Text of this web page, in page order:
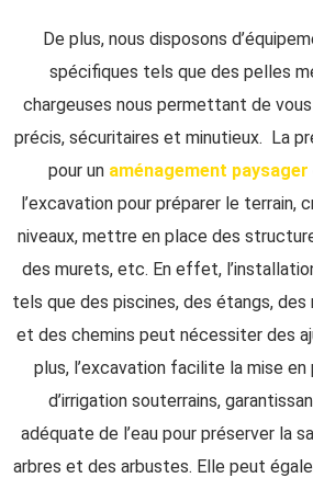
De plus, nous disposons
spécifiques tels que des pelles
chargeuses nous permettant de
précis, sécuritaires et minutieux. La
pour un aménagement paysager
l’excavation pour préparer le terrain,
niveaux, mettre en place des
des murets, etc. En effet,
tels que des piscines, des étangs,
et des chemins peut nécessiter des
plus, l’excavation facilite la mise
d’irrigation souterrains,
adéquate de l’eau pour préserver la
arbres et des arbustes. Elle peut